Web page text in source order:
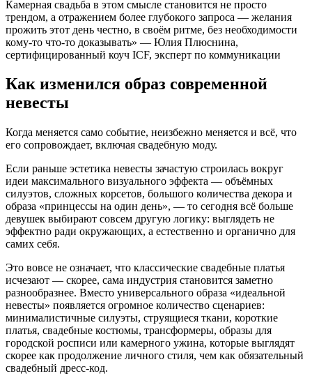
Камерная свадьба в этом смысле становится не просто
трендом, а отражением более глубокого запроса — желания
прожить этот день честно, в своём ритме, без необходимости
кому-то что-то доказывать» — Юлия Плюснина,
сертифицированный коуч ICF, эксперт по коммуникации
Как изменился образ современной
невесты
Когда меняется само событие, неизбежно меняется и всё, что
его сопровождает, включая свадебную моду.
Если раньше эстетика невесты зачастую строилась вокруг
идеи максимального визуального эффекта — объёмных
силуэтов, сложных корсетов, большого количества декора и
образа «принцессы на один день», — то сегодня всё больше
девушек выбирают совсем другую логику: выглядеть не
эффектно ради окружающих, а естественно и органично для
самих себя.
Это вовсе не означает, что классические свадебные платья
исчезают — скорее, сама индустрия становится заметно
разнообразнее. Вместо универсального образа «идеальной
невесты» появляется огромное количество сценариев:
минималистичные силуэты, струящиеся ткани, короткие
платья, свадебные костюмы, трансформеры, образы для
городской росписи или камерного ужина, которые выглядят
скорее как продолжение личного стиля, чем как обязательный
свадебный дресс-код.